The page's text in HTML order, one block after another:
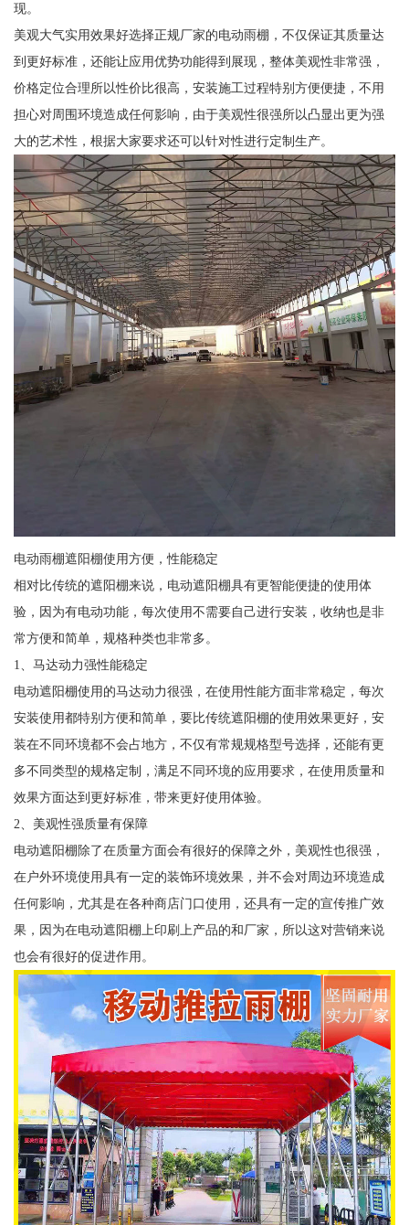
现。
美观大气实用效果好选择正规厂家的电动雨棚，不仅保证其质量达
到更好标准，还能让应用优势功能得到展现，整体美观性非常强，
价格定位合理所以性价比很高，安装施工过程特别方便便捷，不用
担心对周围环境造成任何影响，由于美观性很强所以凸显出更为强
大的艺术性，根据大家要求还可以针对性进行定制生产。
电动雨棚遮阳棚使用方便，性能稳定
相对比传统的遮阳棚来说，电动遮阳棚具有更智能便捷的使用体
验，因为有电动功能，每次使用不需要自己进行安装，收纳也是非
常方便和简单，规格种类也非常多。
1、马达动力强性能稳定
电动遮阳棚使用的马达动力很强，在使用性能方面非常稳定，每次
安装使用都特别方便和简单，要比传统遮阳棚的使用效果更好，安
装在不同环境都不会占地方，不仅有常规规格型号选择，还能有更
多不同类型的规格定制，满足不同环境的应用要求，在使用质量和
效果方面达到更好标准，带来更好使用体验。
2、美观性强质量有保障
电动遮阳棚除了在质量方面会有很好的保障之外，美观性也很强，
在户外环境使用具有一定的装饰环境效果，并不会对周边环境造成
任何影响，尤其是在各种商店门口使用，还具有一定的宣传推广效
果，因为在电动遮阳棚上印刷上产品的和厂家，所以这对营销来说
也会有很好的促进作用。